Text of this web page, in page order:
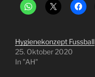
Hygienekonzept Fussball
25. Oktober 2020
In "AH"